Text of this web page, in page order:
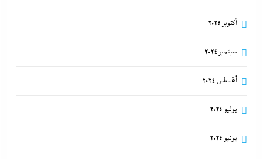
أكتوبر 2024
سبتمبر 2024
أغسطس 2024
يوليو 2024
يونيو 2024